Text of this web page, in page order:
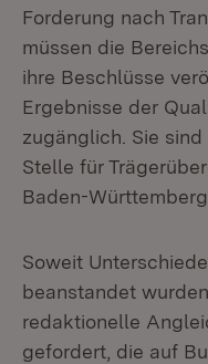
Forderung nach
müssen die
ihre Beschlüsse
Ergebnisse der
zugänglich. Sie
Stelle für
Baden-
Soweit
beanstandet
redaktionelle
gefordert, die auf